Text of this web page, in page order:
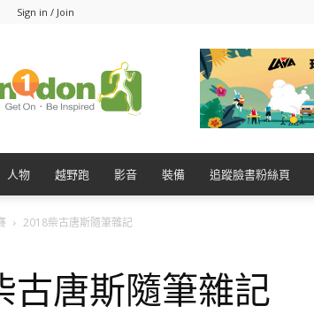
Sign in / Join
人物 越野跑 影音 裝備 追蹤臉書粉絲頁
2018柴古唐斯隨筆雜記
古唐斯隨筆雜記